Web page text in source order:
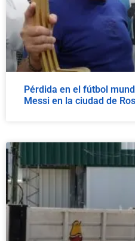
Pérdida en el fútbol
Messi en la ciudad de